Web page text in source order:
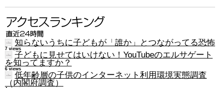
知らないうちに子どもが「誰か」とつながってる恐怖
7 views
子どもに見せてはいけない！YouTubeのエルサゲート
を知ってますか？
6 views
低年齢層の子供のインターネット利用環境実態調査
（内閣府調査）